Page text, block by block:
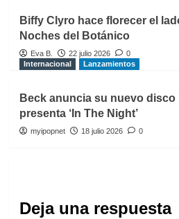
Biffy Clyro hace florecer el
Noches del Botánico
Eva B. 22 julio 2026
0
Internacional
Lanzamientos
Beck anuncia su nuevo disco
presenta ‘In The Night’
myipopnet 18 julio 2026 0
Deja una respuesta